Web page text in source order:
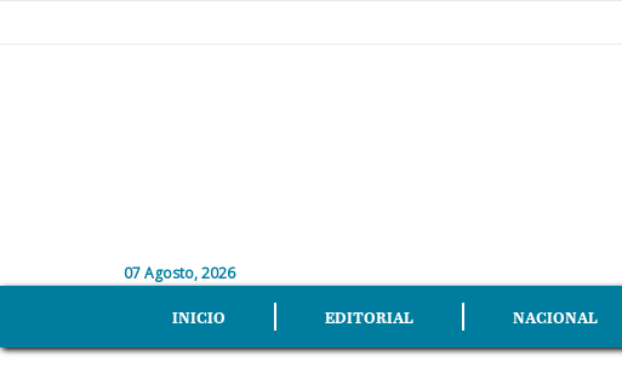
07 Agosto, 2026
INICIO EDITORIAL NACIONAL